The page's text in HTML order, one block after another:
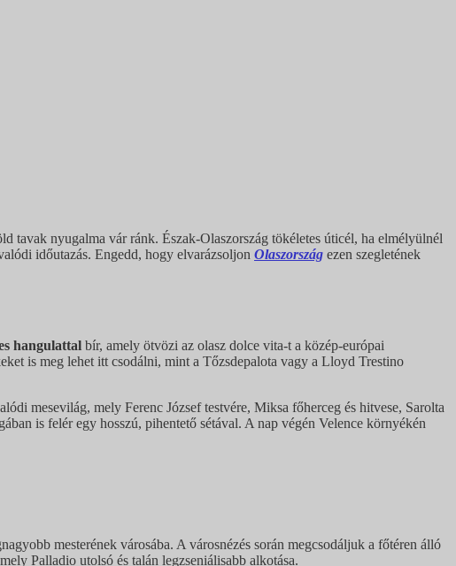
tavak nyugalma vár ránk. Észak-Olaszország tökéletes úticél, ha elmélyülnél
időutazás. Engedd, hogy elvarázsoljon Olaszország ezen szegletének
hangulattal bír, amely ötvözi az olasz dolce vita-t a közép-európai
is meg lehet itt csodálni, mint a Tőzsdepalota vagy a Lloyd Trestino
mesevilág, mely Ferenc József testvére, Miksa főherceg és hitvese, Sarolta
is felér egy hosszú, pihentető sétával. A nap végén Velence környékén
mesterének városába. A városnézés során megcsodáljuk a főtéren álló
Palladio utolsó és talán legzseniálisabb alkotása.